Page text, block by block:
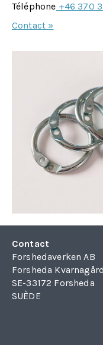
Téléphone +46 370
Contact »
Contact
Forshedaverken AB
Forsheda
SE-33172 Forsheda
SUÈDE